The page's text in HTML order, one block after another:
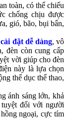
toàn, có thể chiếu
chống chịu được
gió, bão, bụi bẩn,
đặt dễ dàng, vô
đèn còn cung cấp
vời giúp cho đèn
này là lựa chọn
thể dục thể thao,
ánh sáng lớn, khả
tuyệt đối với người
ngoại, cực tím